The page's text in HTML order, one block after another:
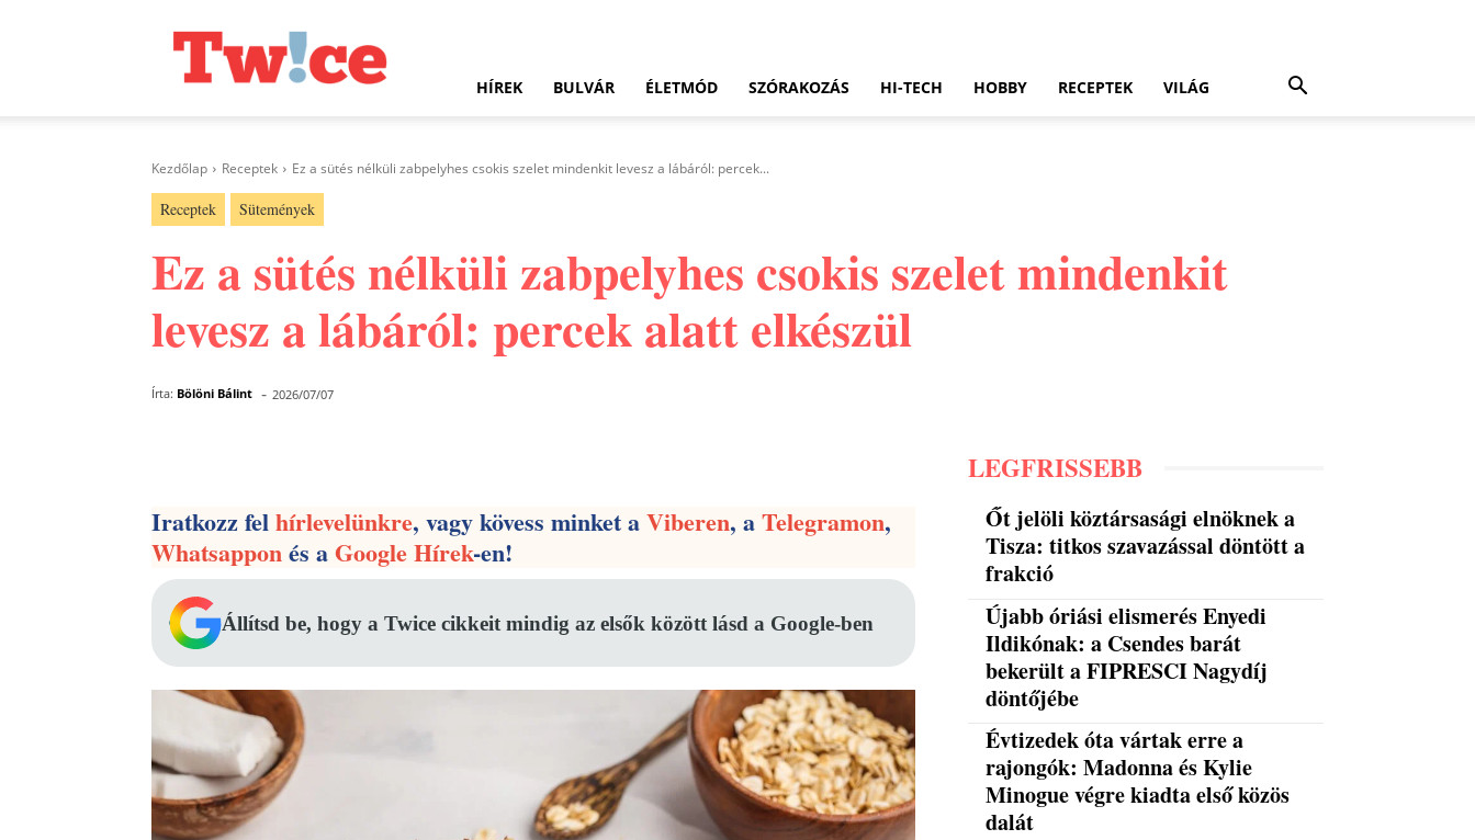
HÍREK BULVÁR ÉLETMÓD SZÓRAKOZÁS HI-TECH HOBBY RECEPTEK VILÁG
Kezdőlap Receptek Ez a sütés nélküli zabpelyhes csokis szelet mindenkit levesz a lábáról: percek...
Receptek Sütemények
Ez a sütés nélküli zabpelyhes csokis szelet mindenkit
levesz a lábáról: percek alatt elkészül
Írta: Bölöni Bálint - 2026/07/07
Iratkozz felhírlevelünkre, vagy kövess minket aViberen, aTelegramon,
Whatsapponés aGoogle Hírek-en!
Állítsd be, hogy a Twice cikkeit mindig az elsők között lásd a Google-ben
LEGFRISSEBB
Őt jelöli köztársasági elnöknek a
Tisza: titkos szavazással döntött a
frakció
Újabb óriási elismerés Enyedi
Ildikónak: a Csendes barát
bekerült a FIPRESCI Nagydíj
döntőjébe
Évtizedek óta vártak erre a
rajongók: Madonna és Kylie
Minogue végre kiadta első közös
dalát